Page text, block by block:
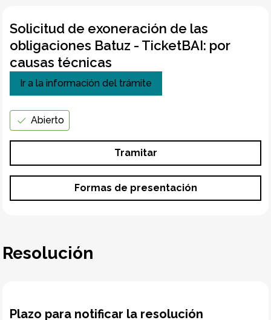
Solicitud de exoneración de las
obligaciones Batuz - TicketBAI: por
causas técnicas
Ir a la información del trámite
Abierto
Tramitar
Formas de presentación
Resolución
Plazo para notificar la resolución